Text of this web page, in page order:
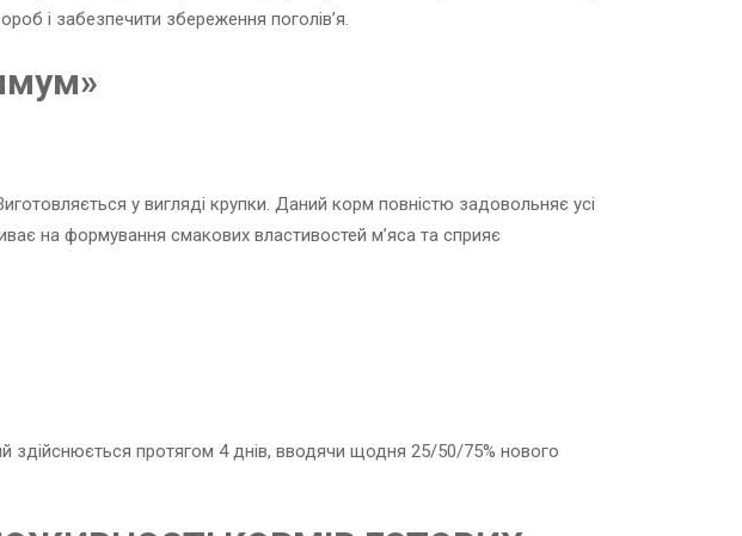
і забезпечити збереження поголів’я.
у вигляді крупки. Даний корм повністю задовольняє усі
на формування смакових властивостей м’яса та сприяє
здійснюється протягом 4 днів, вводячи щодня 25/50/75% нового